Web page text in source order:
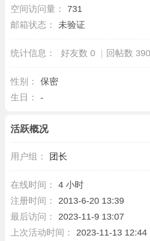
空间访问量：
731
邮箱状态：
未验证
统计信息： 好友数 0 | 回帖数
性别：
保密
生日：
-
活跃概况
用户组： 团长
在线时间：
4 小时
注册时间：
2013-6-20 13:39
最后访问：
2023-11-9 13:07
上次活动时间：
2023-11-13 12:44